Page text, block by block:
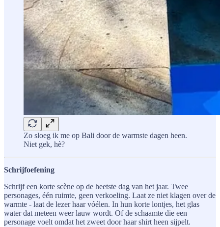
Zo sloeg ik me op Bali door de warmste dagen heen.
Niet gek, hè?
Schrijfoefening
Schrijf een korte scène op de heetste dag van het jaar. Twee
personages, één ruimte, geen verkoeling. Laat ze niet klagen over de
warmte - laat de lezer haar vóélen. In hun korte lontjes, het glas
water dat meteen weer lauw wordt. Of de schaamte die een
personage voelt omdat het zweet door haar shirt heen sijpelt.